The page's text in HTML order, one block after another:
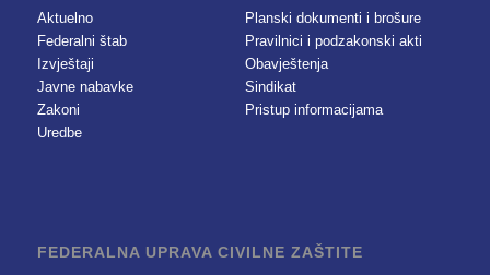
Aktuelno
Federalni štab
Izvještaji
Javne nabavke
Zakoni
Uredbe
Planski dokumenti i brošure
Pravilnici i podzakonski akti
Obavještenja
Sindikat
Pristup informacijama
FEDERALNA UPRAVA CIVILNE ZAŠTITE